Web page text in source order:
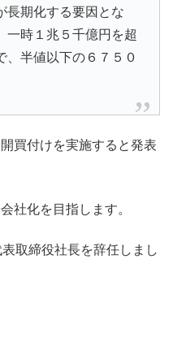
長期化する要因とな
一時１兆５千億円を超
、半値以下の６７５０
買付けを実施すると発表
社化を目指します。
取締役社長を辞任しまし